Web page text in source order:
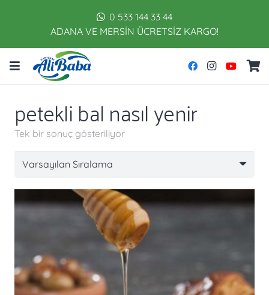
0 533 144 33 44
ADANA VE MERSİN ÜCRETSİZ KARGO!
petekli bal nasıl yenir
Tek bir sonuç gösteriliyor